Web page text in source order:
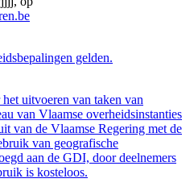
gelden.
uitvoeren van taken van
van Vlaamse overheidsinstanties
van de Vlaamse Regering met de
van geografische
aan de GDI, door deelnemers
is kosteloos.